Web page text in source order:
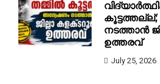
നടത്താൻ
ഉത്തരവ്
July 25, 2026